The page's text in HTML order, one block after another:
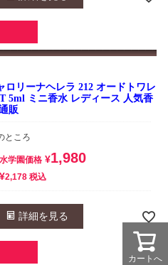
ロリーナヘレラ 212 オードトワレ
5ml ミニ香水 レディース 人気香
販
ところ
学園価格 ¥1,980
¥2,178 税込
詳細を見る
カートへ